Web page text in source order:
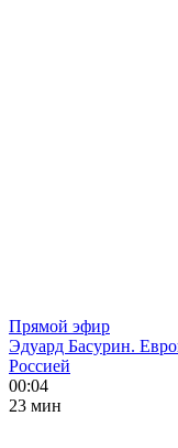
Прямой эфир
Эдуард Басурин.
Россией
00:04
23 мин